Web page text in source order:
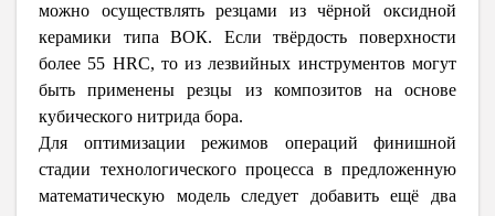
можно осуществлять резцами из чёрной оксидной
керамики типа ВОК. Если твёрдость поверхности
более 55 HRС, то из лезвийных инструментов могут
быть применены резцы из композитов на основе
кубического нитрида бора.
Для оптимизации режимов операций финишной
стадии технологического процесса в предложенную
математическую модель следует добавить ещё два